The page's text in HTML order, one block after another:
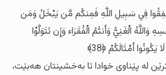
فِي سَبِيلِ اللَّهِ فَمِنكُم مَّن يَبْخَلُ وَمَن
الْغَنِيُّ وَأَنتُمُ الْفُقَرَاء وَإِن تَتَوَلَّوْا
أَمْثَالَكُمْ ﴿38﴾
له‌ پێناوی خوادا تا به‌خشینتان هه‌بێت،